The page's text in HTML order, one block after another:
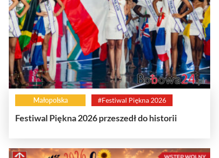
Małopolska #Festiwal Piękna 2026
Festiwal Piękna 2026 przeszedł do historii